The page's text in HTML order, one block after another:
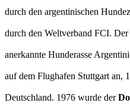
durch den argentinischen
durch den Weltverband FCI.
anerkannte Hunderasse
auf dem Flughafen Stuttgart an,
Deutschland. 1976 wurde der